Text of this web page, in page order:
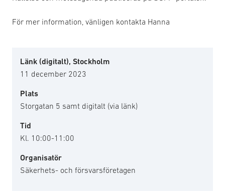
För mer information, vänligen kontakta Hanna
Länk (digitalt), Stockholm
11 december 2023
Plats
Storgatan 5 samt digitalt (via länk)
Tid
Kl. 10:00-11:00
Organisatör
Säkerhets- och försvarsföretagen